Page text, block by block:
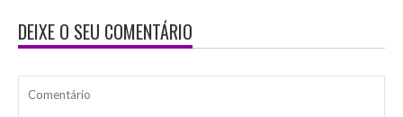
DEIXE O SEU COMENTÁRIO